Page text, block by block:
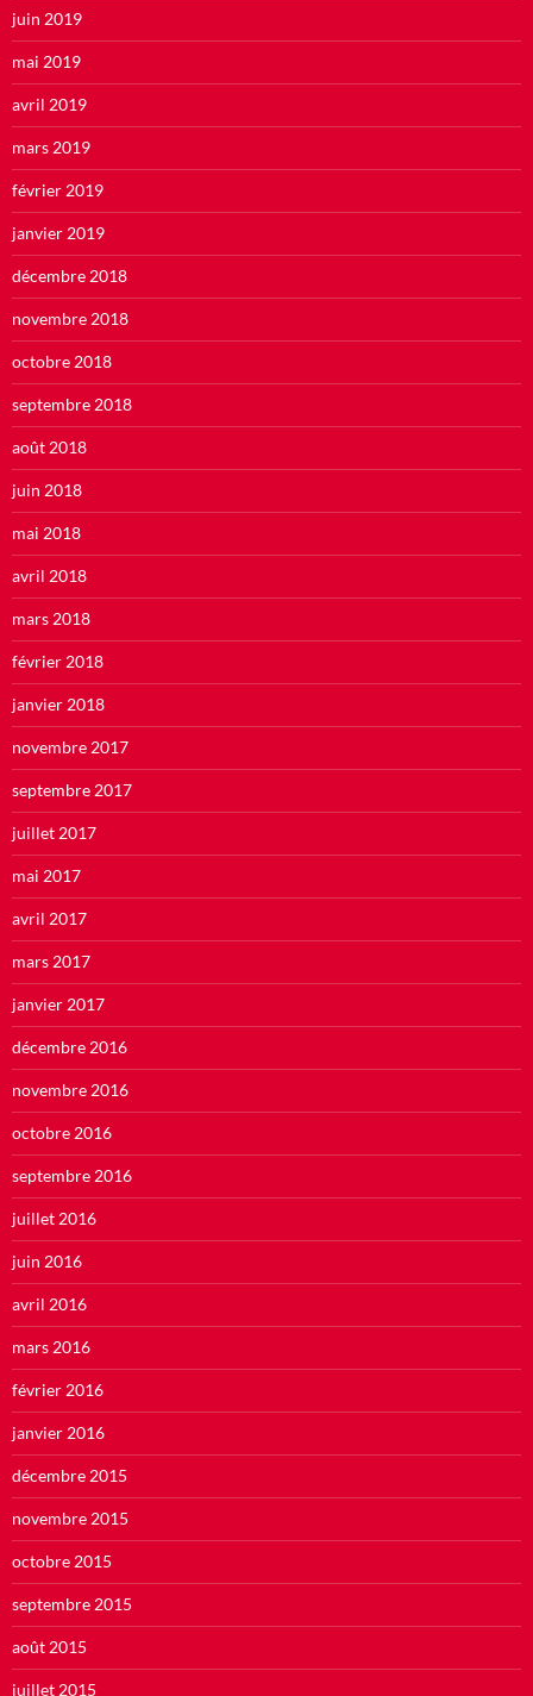
juin 2019
mai 2019
avril 2019
mars 2019
février 2019
janvier 2019
décembre 2018
novembre 2018
octobre 2018
septembre 2018
août 2018
juin 2018
mai 2018
avril 2018
mars 2018
février 2018
janvier 2018
novembre 2017
septembre 2017
juillet 2017
mai 2017
avril 2017
mars 2017
janvier 2017
décembre 2016
novembre 2016
octobre 2016
septembre 2016
juillet 2016
juin 2016
avril 2016
mars 2016
février 2016
janvier 2016
décembre 2015
novembre 2015
octobre 2015
septembre 2015
août 2015
juillet 2015